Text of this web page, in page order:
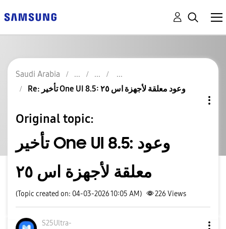
Saudi Arabia
Re: تأخير One UI 8.5: وعود معلقة لأجهزة اس ٢٥
Original topic:
تأخير One UI 8.5: وعود
معلقة لأجهزة اس ٢٥
(Topic created on: 04-03-2026 10:05 AM) 226 Views
S25Ultra-